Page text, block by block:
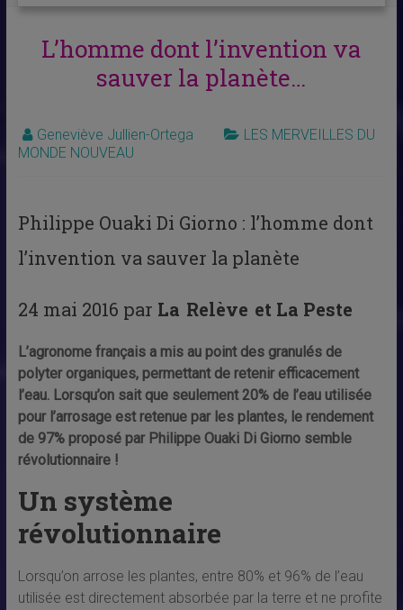
L’homme dont l’invention va
sauver la planète…
Geneviève Jullien-Ortega
LES MERVEILLES DU
MONDE NOUVEAU
Philippe Ouaki Di Giorno : l’homme dont
l’invention va sauver la planète
24 mai 2016 par La Relève et La Peste
L’agronome français a mis au point des granulés de
polyter organiques, permettant de retenir efficacement
l’eau. Lorsqu’on sait que seulement 20% de l’eau utilisée
pour l’arrosage est retenue par les plantes, le rendement
de 97% proposé par Philippe Ouaki Di Giorno semble
révolutionnaire !
Un système
révolutionnaire
Lorsqu’on arrose les plantes, entre 80% et 96% de l’eau
utilisée est directement absorbée par la terre et ne profite